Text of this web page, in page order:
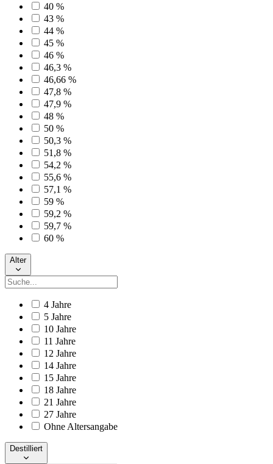
40 %
43 %
44 %
45 %
46 %
46,3 %
46,66 %
47,8 %
47,9 %
48 %
50 %
50,3 %
51,8 %
54,2 %
55,6 %
57,1 %
59 %
59,2 %
59,7 %
60 %
Alter
4 Jahre
5 Jahre
10 Jahre
11 Jahre
12 Jahre
14 Jahre
15 Jahre
18 Jahre
21 Jahre
27 Jahre
Ohne Altersangabe
Destilliert